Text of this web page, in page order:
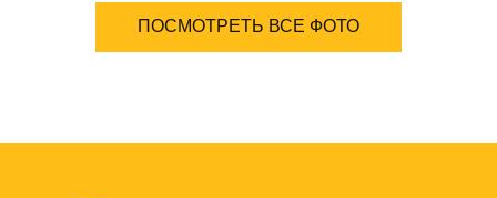
ПОСМОТРЕТЬ ВСЕ ФОТО